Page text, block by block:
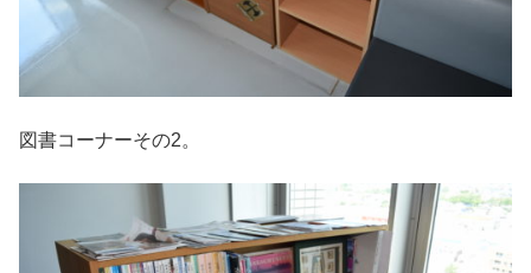
図書コーナーその2。